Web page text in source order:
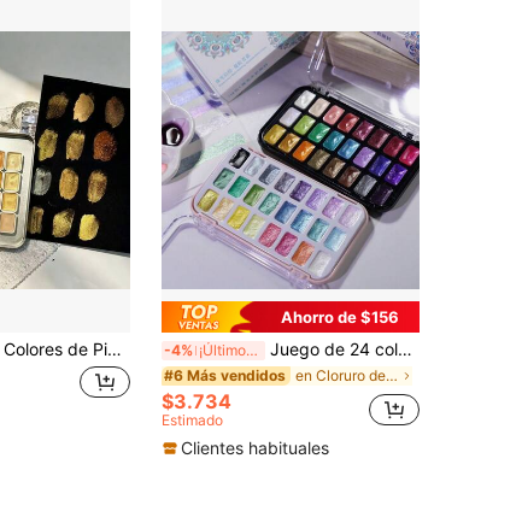
en Caja de Hierro, Pintura Acuarela Brillante para Caligrafía, Trazado Dorado, Thangka Pintado a Mano - Pintura Artística, Arte de Uñas, Decoración Hecha a Mano, Acuarela Profesional - Imagen Solo para Referencia, el Producto Real Puede Variar
Ahorro de $156
-4% ¡Últimos 3 días Juego de 24 colores de pintura de acuarela sólida metálica perlada con purpurina dorada - Perfecto para arte de uñas, pintura Thangka, dorado con pan de oro y diseño artístico - Paleta compacta y portátil, esencial para volver a la escuela, útiles escolares
#6 Más vendidos en Cloruro de polivinilo Suministros de pintura y
$3.734
Estimado
Clientes habituales